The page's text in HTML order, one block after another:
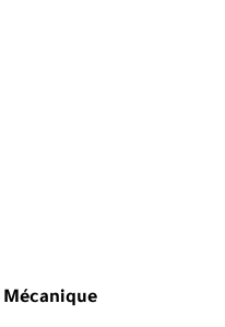
Mécanique